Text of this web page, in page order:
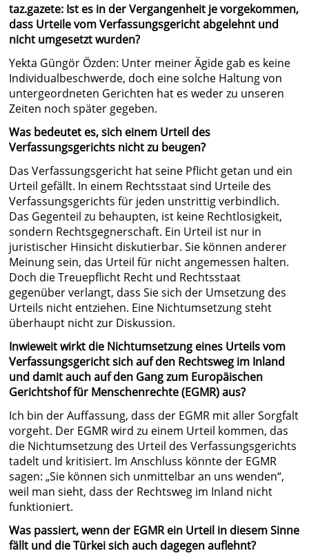
taz.gazete: Ist es in der Vergangenheit je vorgekommen,
dass Urteile vom Verfassungsgericht abgelehnt und
nicht umgesetzt wurden?
Yekta Güngör Özden: Unter meiner Ägide gab es keine
Individualbeschwerde, doch eine solche Haltung von
untergeordneten Gerichten hat es weder zu unseren
Zeiten noch später gegeben.
Was bedeutet es, sich einem Urteil des
Verfassungsgerichts nicht zu beugen?
Das Verfassungsgericht hat seine Pflicht getan und ein
Urteil gefällt. In einem Rechtsstaat sind Urteile des
Verfassungsgerichts für jeden unstrittig verbindlich.
Das Gegenteil zu behaupten, ist keine Rechtlosigkeit,
sondern Rechtsgegnerschaft. Ein Urteil ist nur in
juristischer Hinsicht diskutierbar. Sie können anderer
Meinung sein, das Urteil für nicht angemessen halten.
Doch die Treuepflicht Recht und Rechtsstaat
gegenüber verlangt, dass Sie sich der Umsetzung des
Urteils nicht entziehen. Eine Nichtumsetzung steht
überhaupt nicht zur Diskussion.
Inwieweit wirkt die Nichtumsetzung eines Urteils vom
Verfassungsgericht sich auf den Rechtsweg im Inland
und damit auch auf den Gang zum Europäischen
Gerichtshof für Menschenrechte (EGMR) aus?
Ich bin der Auffassung, dass der EGMR mit aller Sorgfalt
vorgeht. Der EGMR wird zu einem Urteil kommen, das
die Nichtumsetzung des Urteil des Verfassungsgerichts
tadelt und kritisiert. Im Anschluss könnte der EGMR
sagen: „Sie können sich unmittelbar an uns wenden“,
weil man sieht, dass der Rechtsweg im Inland nicht
funktioniert.
Was passiert, wenn der EGMR ein Urteil in diesem Sinne
fällt und die Türkei sich auch dagegen auflehnt?